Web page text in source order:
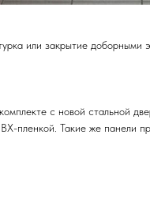
или закрытие доборными
с новой стальной
Такие же панели